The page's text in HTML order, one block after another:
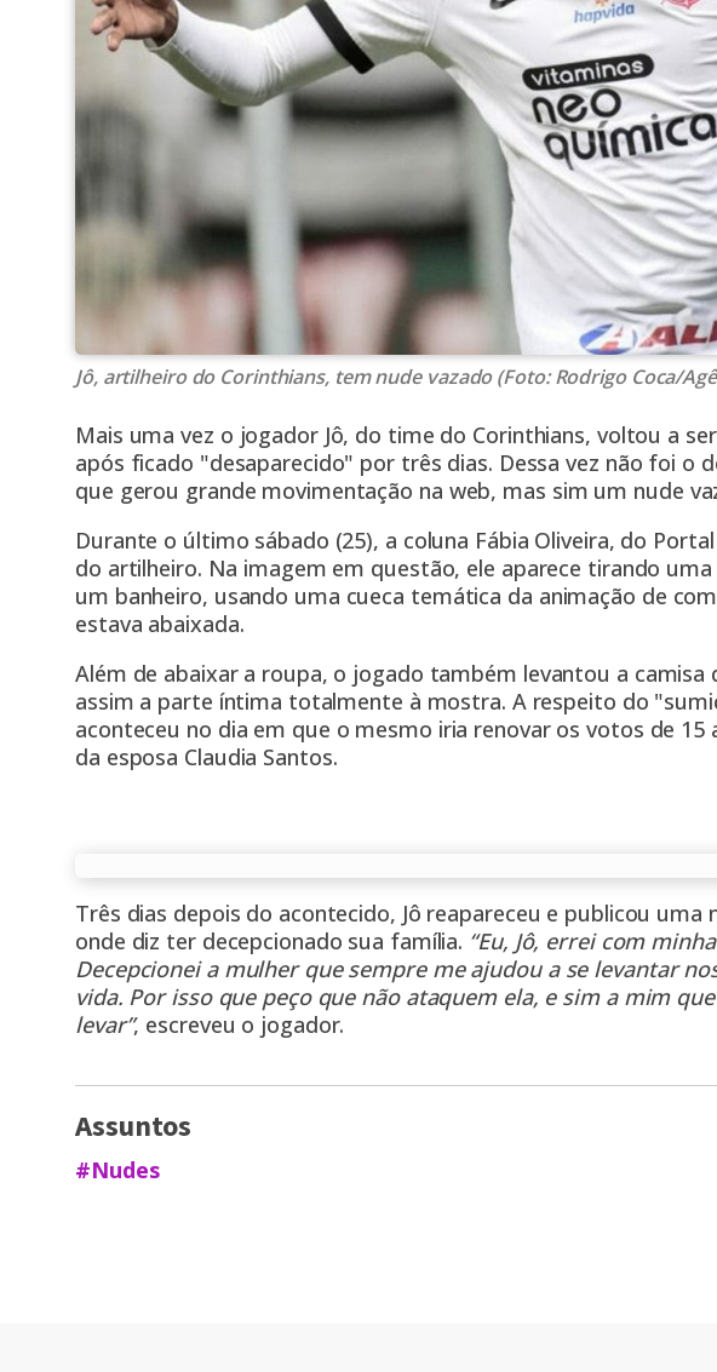
Jô, artilheiro do Corinthians, tem nude vazado (Foto: Rodrigo Coca/
Mais uma vez o jogador Jô, do time do Corinthians, voltou a
após ficado "desaparecido" por três dias. Dessa vez não foi o
que gerou grande movimentação na web, mas sim um nude
Durante o último sábado (25), a coluna Fábia Oliveira, do
do artilheiro. Na imagem em questão, ele aparece tirando
um banheiro, usando uma cueca temática da animação de
estava abaixada.
Além de abaixar a roupa, o jogado também levantou a camisa
assim a parte íntima totalmente à mostra. A respeito do
aconteceu no dia em que o mesmo iria renovar os votos de 15
da esposa Claudia Santos.
Três dias depois do acontecido, Jô reapareceu e publicou
onde diz ter decepcionado sua família. “Eu, Jô, errei com
Decepcionei a mulher que sempre me ajudou a se levantar
vida. Por isso que peço que não ataquem ela, e sim a mim
levar”, escreveu o jogador.
Assuntos
#Nudes